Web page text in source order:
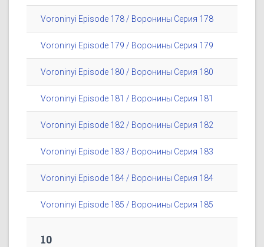
Voroninyi Episode 178 / Воронины Серия 178
Voroninyi Episode 179 / Воронины Серия 179
Voroninyi Episode 180 / Воронины Серия 180
Voroninyi Episode 181 / Воронины Серия 181
Voroninyi Episode 182 / Воронины Серия 182
Voroninyi Episode 183 / Воронины Серия 183
Voroninyi Episode 184 / Воронины Серия 184
Voroninyi Episode 185 / Воронины Серия 185
10